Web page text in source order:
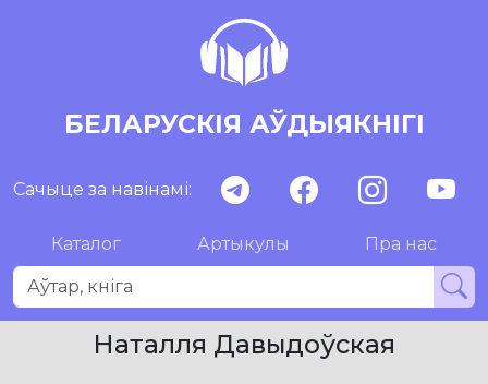
БЕЛАРУСКІЯ АЎДЫЯКНІГІ
Сачыце за навінамі:
Каталог Артыкулы Пра нас
Наталля Давыдоўская